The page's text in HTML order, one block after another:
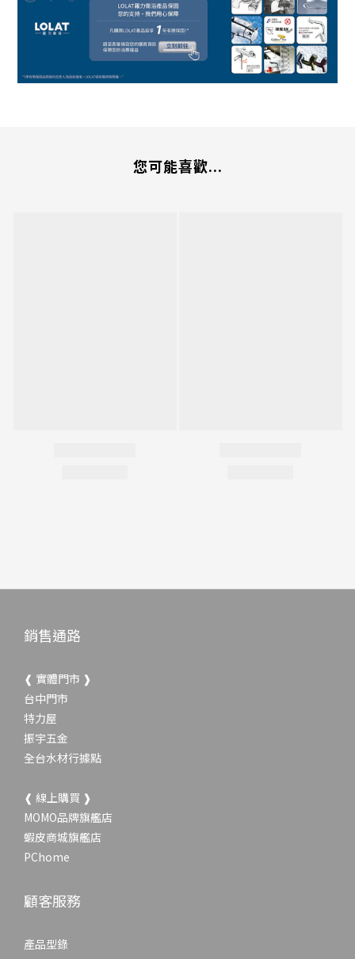
您可能喜歡...
銷售通路
❰ 實體門市 ❱
台中門市
特力屋
振宇五金
全台水材行據點
❰ 線上購買 ❱
MOMO品牌旗艦店
蝦皮商城旗艦店
PChome
顧客服務
產品型錄